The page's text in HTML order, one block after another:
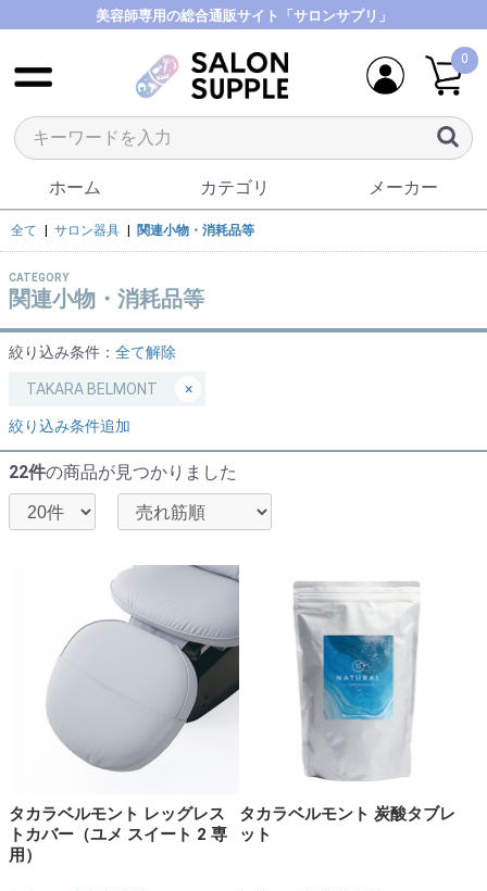
美容師専用の総合通販サイト「サロンサプリ」
0
ホーム カテゴリ メーカー
全て サロン器具 関連小物・消耗品等
CATEGORY
関連小物・消耗品等
絞り込み条件： 全て解除
TAKARA BELMONT ×
絞り込み条件追加
22件の商品が見つかりました
タカラベルモント レッグレス
トカバー（ユメ スイート 2 専
用）
タカラベルモント 炭酸タブレ
ット